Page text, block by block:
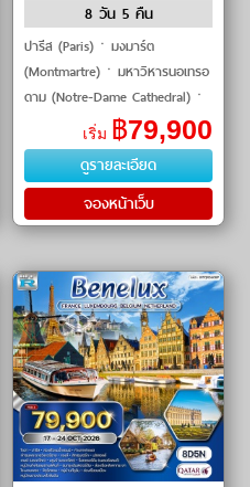
8 วัน 5 คืน
ปารีส (Paris)ㆍมงมาร์ต
(Montmartre)ㆍมหาวิหารนอเทรอ
ดาม (Notre-Dame Cathedral)ㆍ
พิพิธภัณฑ์ลูฟวร์ (Louvre
Museum)ㆍห้างซามาริแทน (La
Samaritaine)ㆍประตูชัย (Arc de
T
เริ่ม ฿79,900
ดูรายละเอียด
จองหน้าเว็บ